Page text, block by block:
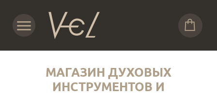
МАГАЗИН ДУХОВЫХ
ИНСТРУМЕНТОВ И